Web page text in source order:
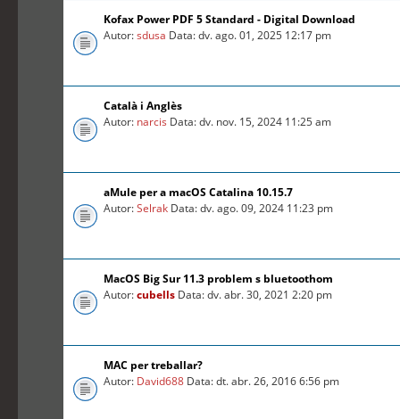
Kofax Power PDF 5 Standard - Digital Download
Autor:sdusa Data: dv. ago. 01, 2025 12:17 pm
Català i Anglès
Autor: narcis Data: dv. nov. 15, 2024 11:25 am
aMule per a macOS Catalina 10.15.7
Autor:Selrak Data: dv. ago. 09, 2024 11:23 pm
MacOS Big Sur 11.3 problem s bluetoothom
Autor:cubells Data: dv. abr. 30, 2021 2:20 pm
MAC per treballar?
Autor: David688 Data: dt. abr. 26, 2016 6:56 pm